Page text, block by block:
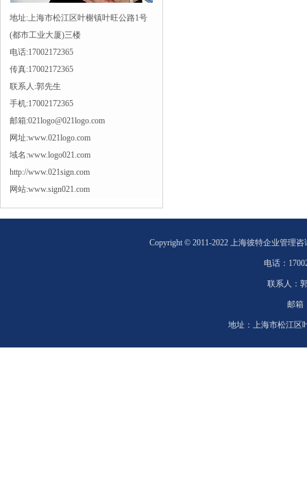
地址:上海市松江区叶榭镇叶旺公路1号
(都市工业大厦)三楼
电话:17002172365
传真:17002172365
联系人:郭先生
手机:17002172365
邮箱:021logo@021logo.com
网址:www.021logo.com
域名:www.logo021.com
http://www.021sign.com
网站:www.sign021.com
Copyright © 2011-2022 上海彼特企业管理
电话：
联系人：
邮箱
地址： 上海市松江区